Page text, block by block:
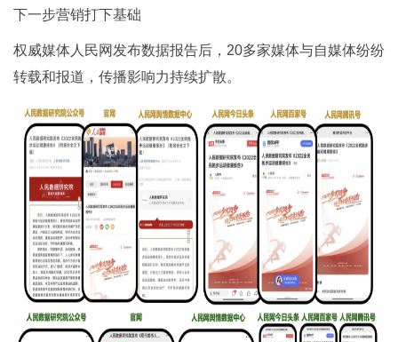
下一步营销打下基础
权威媒体人民网发布数据报告后，20多家媒体与自媒体纷纷
转载和报道，传播影响力持续扩散。